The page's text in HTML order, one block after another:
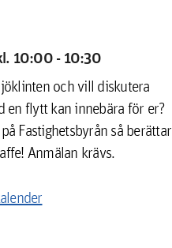
10:00 - 10:30
och vill diskutera
en flytt kan innebära för er?
Fastighetsbyrån så berättar
Anmälan krävs.